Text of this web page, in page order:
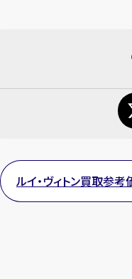
ルイ・ヴィトン買取参